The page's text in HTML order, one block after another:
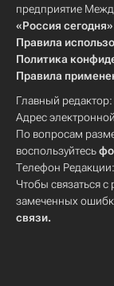
предприятие
«Россия сегодня»
Правила
Политика
Правила
Главный редактор:
Адрес
По вопросам
воспользуйтесь
Телефон Редакции:
Чтобы связаться
замеченных
связи.